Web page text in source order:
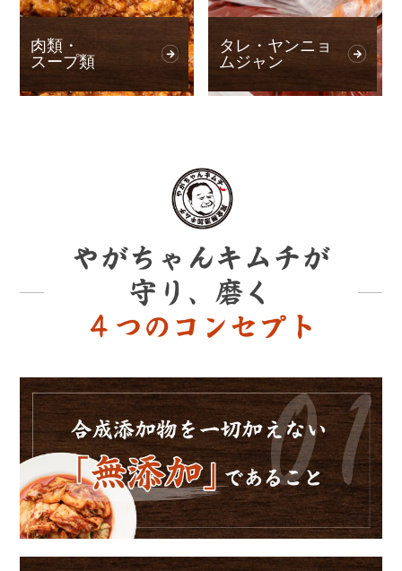
肉類・
スープ類
タレ・ヤンニョ
ムジャン